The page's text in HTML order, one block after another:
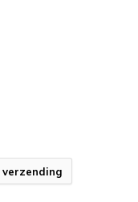
verzending